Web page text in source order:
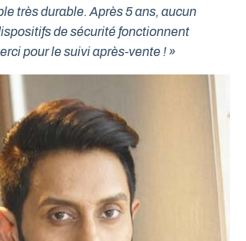
très durable. Après 5 ans, aucun
de sécurité fonctionnent
pour le suivi après-vente ! »